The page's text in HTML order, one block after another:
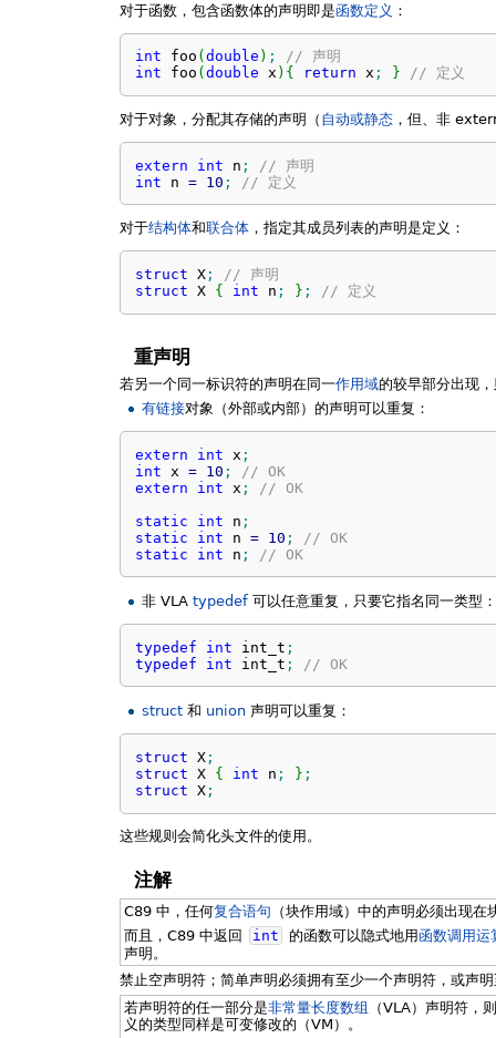
对于函数，包含函数体的声明即是函数定义 ：
int foo ( double ) ;
// 声明
int foo ( double x ) { return x ; } // 定义
对于对象，分配其存储的声明（ 自动或静态 ，但、非
extern int n ;
// 声明
int n = 10 ; // 定义
对于结构体和联合体 ，指定其成员列表的声明是定义：
struct X;
// 声明
struct X { int n ; } ; // 定义
重声明
若另一个同一标识符的声明在同一作用域的较早部分出现
有链接对象（外部或内部）的声明可以重复：
extern int x ;
int x = 10 ;
// OK
extern
int x ;
// OK
static
int n ;
static
int n = 10 ;
// OK
static
int n ; // OK
非 VLAtypedef 可以任意重复，只要它指名同一类型
typedef int int_t ;
typedef
int int_t ; // OK
struct 和 union 声明可以重复：
struct X;
struct X { int n ; } ;
struct X;
这些规则会简化头文件的使用。
注解
C89 中，任何复合语句 （块作用域）中的声明必须出现在
而且，C89 中返回
int 的函数可以隐式地用函数调用运
声明。
禁止空声明符；简单声明必须拥有至少一个声明符，或
若声明符的任一部分是非常量长度数组
（VLA）声明符，
义的类型同样是可变修改的（VM）。